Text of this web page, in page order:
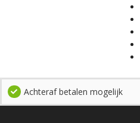
Achteraf betalen mogelijk